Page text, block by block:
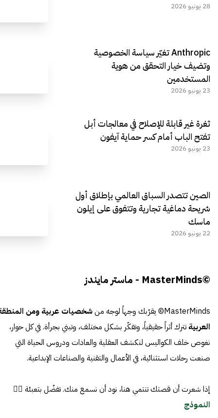
28 يونيو 2026
Anthropic تغيّر سياسة الخصوصية
وتضيف خيار التحقق من هوية
المستخدمين
23 يونيو 2026
ثغرة غير قابلة للإصلاح في معالجات أبل
تفتح الباب أمام كسر حماية آيفون
23 يونيو 2026
الصين تتصدر السباق العالمي بإطلاق أول
شريحة دماغية تجارية وتتفوق على إيلون
ماسك
22 يونيو 2026
©MasterMinds - ماستر مايندز
MasterMinds© يقرّبك وجهاً لوجه من
شخصيات عربية ومن
العربية تترك أثراً حقيقياً، وتفكّر بشكل مختلف، وتبني بجرأة. في كل حوار،
نغوص خلف الكواليس لنكشف العقلية والعادات ودروس الحياة التي
صنعت رحلات استثنائية، في الأعمال والتقنية والصناعات الإبداعية.
إذا شعرت أن قصتك تنتمي هنا، نود أن نسمع منك. تفضّل بتعبئة 👈🏼
النموذج